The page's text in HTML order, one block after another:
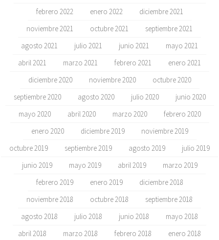
febrero 2022
enero 2022
diciembre 2021
noviembre 2021
octubre 2021
septiembre 2021
agosto 2021
julio 2021 junio 2021
mayo 2021
abril 2021
marzo 2021 febrero 2021
enero 2021
diciembre 2020
noviembre 2020
octubre 2020
septiembre 2020
agosto 2020 julio 2020
junio 2020
mayo 2020
abril 2020 marzo 2020
febrero 2020
enero 2020
diciembre 2019
noviembre 2019
octubre 2019
septiembre 2019 agosto 2019
julio 2019
junio 2019
mayo 2019 abril 2019
marzo 2019
febrero 2019
enero 2019
diciembre 2018
noviembre 2018
octubre 2018
septiembre 2018
agosto 2018
julio 2018 junio 2018
mayo 2018
abril 2018
marzo 2018 febrero 2018
enero 2018